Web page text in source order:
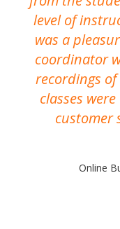
level of
was a
coordinator
recordings
classes
customer
Online